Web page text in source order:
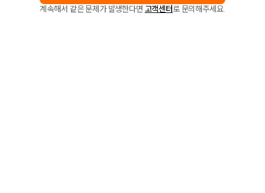
계속해서 같은 문제가 발생한다면 고객센터로 문의해주세요.